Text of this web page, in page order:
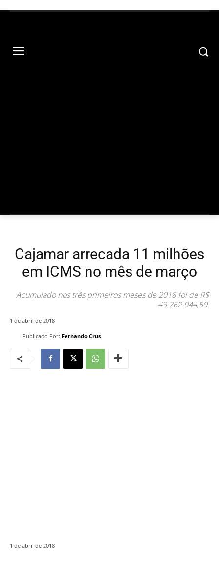
Cajamar arrecada 11 milhões
em ICMS no mês de março
Acumulado nos três primeiros meses de 2018 foi de R$
43.762.944,50.
Publicado Por: Fernando Crus
1 de abril de 2018
1 de abril de 2018